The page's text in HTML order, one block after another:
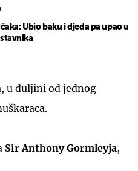
Ubio baku i djeda pa upao u
u duljini od jednog
Sir Anthony Gormleyja,